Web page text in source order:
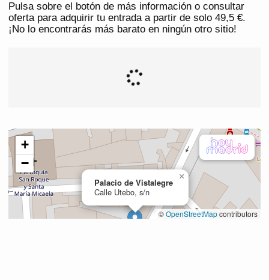
Pulsa sobre el botón de más información o consultar
oferta para adquirir tu entrada a partir de solo 49,5 €.
¡No lo encontrarás más barato en ningún otro sitio!